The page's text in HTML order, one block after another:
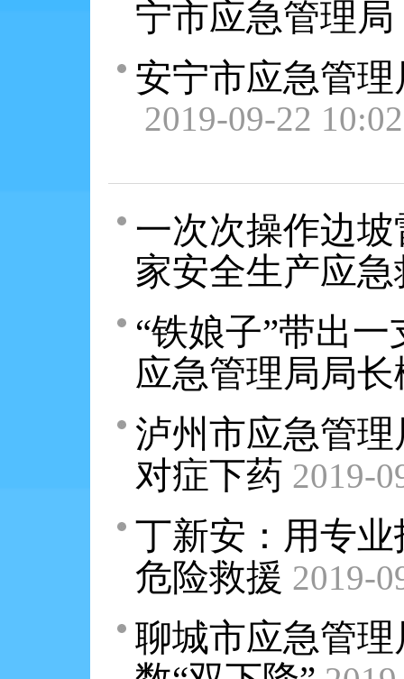
宁市应急管理局
安宁市应急管
2019-09-22 10:02
一次次操作边
家安全生产应
“铁娘子”带出
应急管理局局
泸州市应急管
对症下药 2019-
丁新安：用专
危险救援 2019-
聊城市应急管